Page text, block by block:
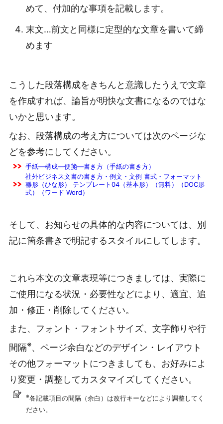
めて、付加的な事項を記載します。
末文…前文と同様に定型的な文章を書いて締
めます
こうした段落構成をきちんと意識したうえで文章
を作成すれば、論旨が明快な文書になるのではな
いかと思います。
なお、段落構成の考え方については次のページな
どを参考にしてください。
手紙―構成―便箋―書き方（手紙の書き方）
社外ビジネス文書の書き方・例文・文例 書式・フォーマット
雛形（ひな形） テンプレート04（基本形）（無料）（DOC形
式）（ワード Word）
そして、お知らせの具体的な内容については、別
記に箇条書きで明記するスタイルにしてします。
これら本文の文章表現等につきましては、実際に
ご使用になる状況・必要性などにより、適宜、追
加・修正・削除してください。
また、フォント・フォントサイズ、文字飾りや行
間隔※、ページ余白などのデザイン・レイアウト
その他フォーマットにつきましても、お好みによ
り変更・調整してカスタマイズしてください。
※各記載項目の間隔（余白）は改行キーなどにより調整してく
ださい。